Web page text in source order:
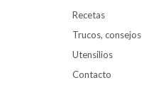
Recetas
Trucos, consejos
Utensilios
Contacto